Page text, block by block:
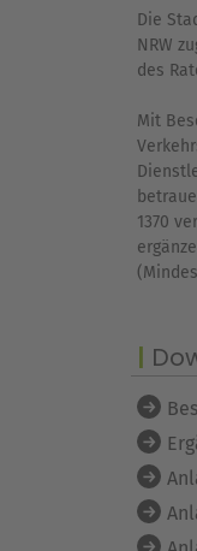
Die
NRW
des
Mit
1370